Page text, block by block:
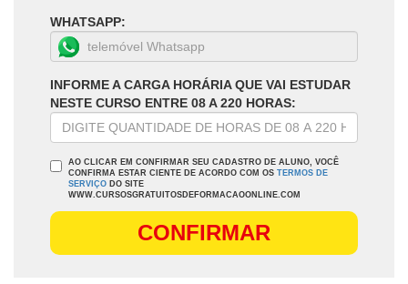
WHATSAPP:
INFORME A CARGA HORÁRIA QUE VAI ESTUDAR
NESTE CURSO ENTRE 08 A 220 HORAS:
AO CLICAR EM CONFIRMAR SEU CADASTRO DE ALUNO, VOCÊ
CONFIRMA ESTAR CIENTE DE ACORDO COM OS TERMOS DE
SERVIÇO DO SITE
WWW.CURSOSGRATUITOSDEFORMACAOONLINE.COM
CONFIRMAR